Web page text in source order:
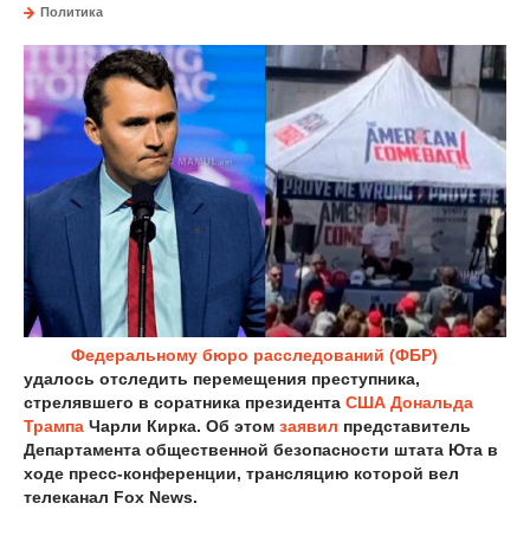
Политика
Федеральному бюро расследований (ФБР)
удалось отследить перемещения преступника,
стрелявшего в соратника президента США Дональда
Трампа Чарли Кирка. Об этом заявил представитель
Департамента общественной безопасности штата Юта в
ходе пресс-конференции, трансляцию которой вел
телеканал Fox News.